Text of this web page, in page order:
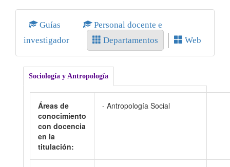
Guías
Personal docente e
investigador
Departamentos Web
Sociología y Antropología
Áreas de
conocimiento
con docencia
en la
titulación:
- Antropología Social